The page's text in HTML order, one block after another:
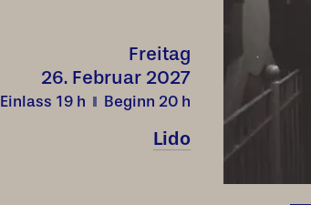
Freitag
26. Februar 2027
Einlass 19 h Beginn 20 h
Lido